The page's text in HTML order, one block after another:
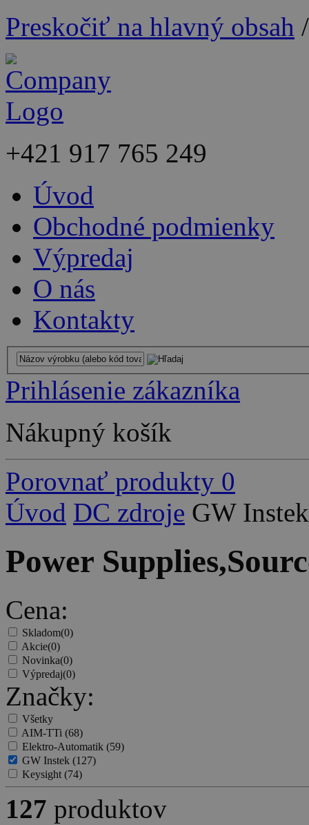
Preskočiť na hlavný obsah
+421 917 765 249
Úvod
Obchodné podmienky
Výpredaj
O nás
Kontakty
Prihlásenie zákazníka
Nákupný košík
Porovnať produkty 0
Úvod DC zdroje GW Instek
Power
Cena:
Skladom(0)
Akcie(0)
Novinka(0)
Výpredaj(0)
Značky:
Všetky
AIM-TTi (68)
Elektro-Automatik (59)
GW Instek (127)
Keysight(74)
127 produktov